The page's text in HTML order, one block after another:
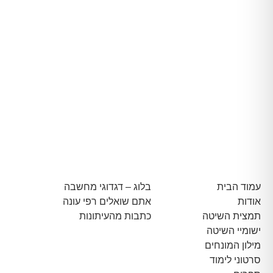
עמוד הבית
אודות
תמצית השיטה
ישומיי השיטה
מילון המונחים
סרטוני לימוד
בלוג – דגדוגי מחשבה
אתם שואלים רפי עונה
כתבות מהעיתונות